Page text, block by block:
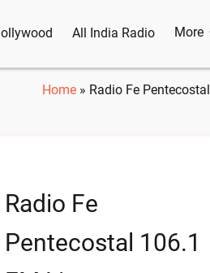
All India Radio More
Home » Radio Fe
Radio Fe
Pentecostal 106.1